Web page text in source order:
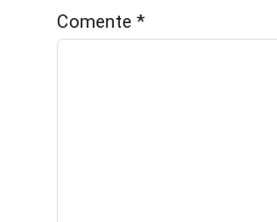
Comente *